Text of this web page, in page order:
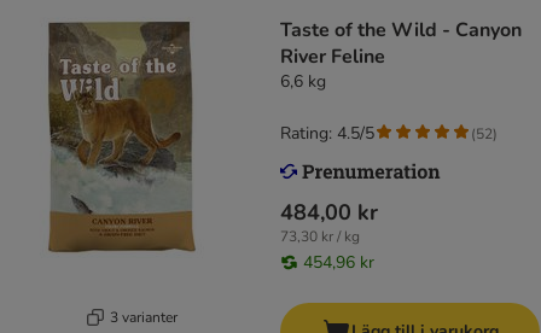
3 varianter
Taste of the Wild - Canyon
River Feline
6,6 kg
484,00 kr
73,30 kr / kg
454,96 kr
Rating: 4.5/5 (52)